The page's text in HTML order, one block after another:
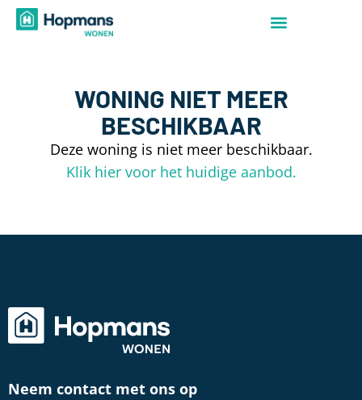
WONING NIET MEER
BESCHIKBAAR
Deze woning is niet meer beschikbaar.
Klik hier voor het huidige aanbod.
Neem contact met ons op